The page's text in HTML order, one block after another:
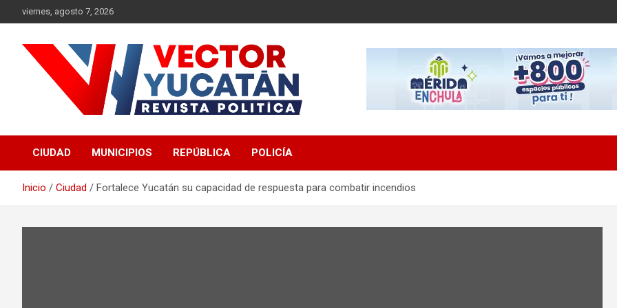
al
viernes, agosto 7, 2026
Vector Yucatán
CIUDAD MUNICIPIOS REPÚBLICA POLICÍA
Inicio Ciudad Fortalece Yucatán su capacidad de respuesta para combatir incendios